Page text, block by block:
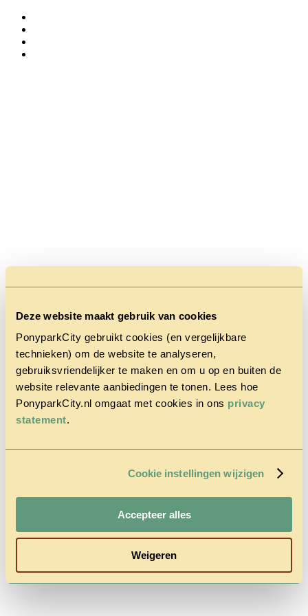
Deze website maakt gebruik van cookies
PonyparkCity gebruikt cookies (en vergelijkbare
technieken) om de website te analyseren,
gebruiksvriendelijker te maken en om u op en buiten de
website relevante aanbiedingen te tonen. Lees hoe
PonyparkCity.nl omgaat met cookies in ons privacy
statement.
Cookie instellingen wijzigen
Accepteer alles
Weigeren
Home
Der Park
Cowboy
Herbst
Preise &